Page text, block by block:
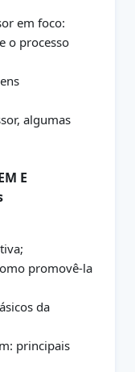
em foco:
o processo
algumas
E
promovê-la
da
principais